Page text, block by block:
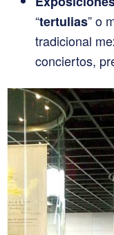
“tertulias” o
tradicional
conciertos,